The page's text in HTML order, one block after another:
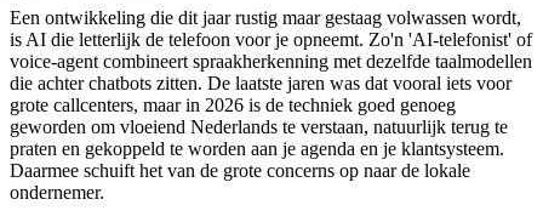
Een ontwikkeling die dit jaar rustig maar gestaag volwassen wordt,
is AI die letterlijk de telefoon voor je opneemt. Zo'n 'AI-telefonist' of
voice-agent combineert spraakherkenning met dezelfde taalmodellen
die achter chatbots zitten. De laatste jaren was dat vooral iets voor
grote callcenters, maar in 2026 is de techniek goed genoeg
geworden om vloeiend Nederlands te verstaan, natuurlijk terug te
praten en gekoppeld te worden aan je agenda en je klantsysteem.
Daarmee schuift het van de grote concerns op naar de lokale
ondernemer.